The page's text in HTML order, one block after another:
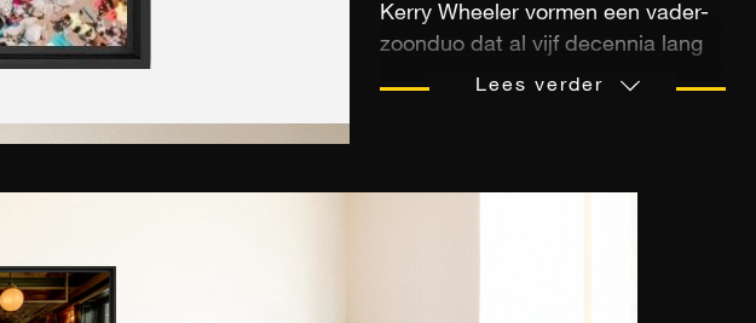
Kerry Wheeler vormen een vader-
zoonduo dat al vijf decennia lang
de ingetogen schoonheid van de
Lees verder